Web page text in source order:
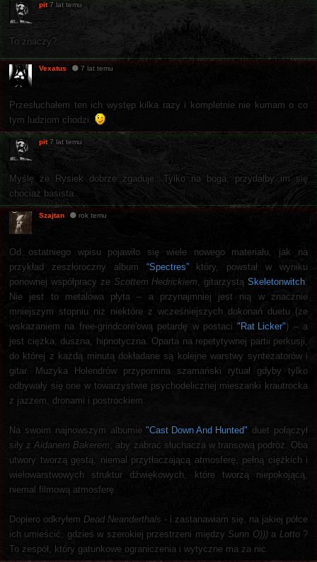
pit 7 lat temu
To znaczy?
Vexatus 7 lat temu
Przesłuchałem ten ich występ kilka razy i kompletnie nie kumam o co
tym ludziom chodzi.
pit 7 lat temu
Myślę że Rysiek dobrze zgaduje. Tylko na boga, przydałby im się
chociaż basista.
Szajtan rok temu
Od ostatniego wpisu pojawiło się wiele nowego materiału, jak na
przykład zeszłoroczny album “Spectres”który, powstał w wyniku
ponownej współpracy ze Scottem Hedrickiem, gitarzystąSkeletonwitch.
Nie jest to metalowa płyta – a przynajmniej jest nią w znacznie
mniejszym stopniu niż niektóre z wcześniejszych dokonań duetu (ze
wskazaniem na free-grindcore'ową petardę w postaci"Rat Licker") – a
jest ciężka, duszna, hipnotyczna. Oparta na repetytywnej partii perkusji,
do której z każdą minutą dokładane są kolejne warstwy syntezatorów i
gitar. Muzyka Holendrów przypomina szamański rytuał gdyby tylko
odbywały się one w towarzystwie psychodelicznej mieszanki krautrocka
z jazzem, dronami i postrockiem.
Na swoim najnowszym albumie"Cast Down And Hunted" duet połączył
siły z Aidanem Bakerem, aby zabrać słuchacza w transową podróż. Oba
utwory tworzą gęstą, niemal przytłaczającą atmosferę, pełną ciężkich i
wielowarstwowych struktur dźwiękowych, które tworzą niepokojącą,
niemal filmową atmosferę.
Dopiero odkryłem Dead Neanderthals - i zastanawiam się, na jakiej półce
ich umieścić, gdzieś w szerokiej przestrzeni między Sunn O)))a Lotto?
To zespół, który gatunkowe ograniczenia i wytyczne ma za nic.